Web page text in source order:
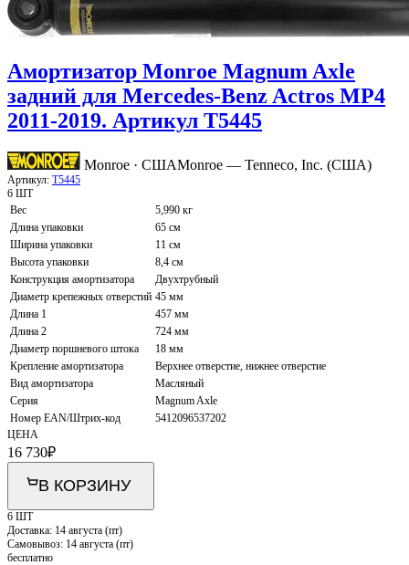
Амортизатор Monroe Magnum Axle
задний для Mercedes-Benz Actros MP4
2011-2019. Артикул T5445
Monroe · СШАMonroe — Tenneco, Inc. (США)
Артикул: T5445
6 ШТ
Вес
5,990 кг
Длина упаковки
65 см
Ширина упаковки
11 см
Высота упаковки
8,4 см
Конструкция амортизатора
Двухтрубный
Диаметр крепежных отверстий 45 мм
Длина 1
457 мм
Длина 2
724 мм
Диаметр поршневого штока
18 мм
Крепление амортизатора
Верхнее отверстие, нижнее отверстие
Вид амортизатора
Масляный
Серия
Magnum Axle
Номер EAN/Штрих-код
5412096537202
ЦЕНА
16 730₽
В КОРЗИНУ
6 ШТ
Доставка: 14 августа (пт)
Самовывоз: 14 августа (пт)
бесплатно